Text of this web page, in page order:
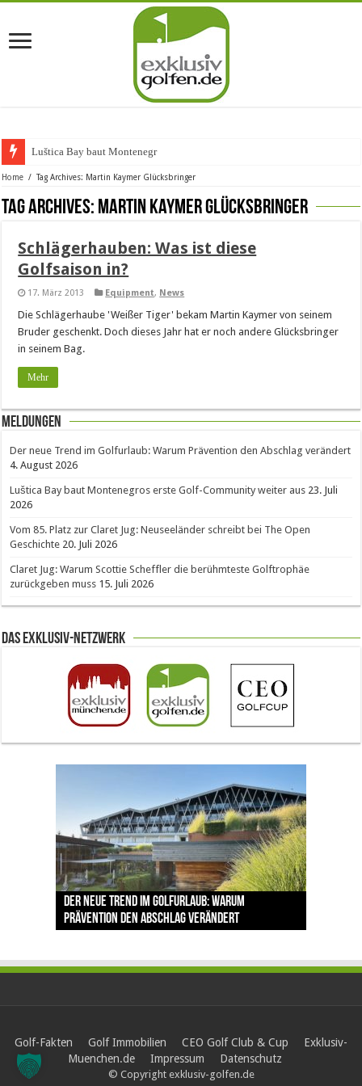
Luštica Bay baut Montenegros
Home / Tag Archives: Martin Kaymer Glücksbringer
Tag Archives: Martin Kaymer Glücksbringer
Schlägerhauben: Was ist diese
Golfsaison in?
17. März 2013 Equipment, News
Die Schlägerhaube 'Weißer Tiger' bekam Martin Kaymer von seinem
Bruder geschenkt. Doch dieses Jahr hat er noch andere Glücksbringer
in seinem Bag.
Mehr
Meldungen
Der neue Trend im Golfurlaub: Warum Prävention den Abschlag verändert
4. August 2026
Luštica Bay baut Montenegros erste Golf-Community weiter aus 23. Juli
2026
Vom 85. Platz zur Claret Jug: Neuseeländer schreibt bei The Open
Geschichte 20. Juli 2026
Claret Jug: Warum Scottie Scheffler die berühmteste Golftrophäe
zurückgeben muss 15. Juli 2026
Das Exklusiv-Netzwerk
Der neue Trend im Golfurlaub: Warum
Prävention den Abschlag verändert
Luštica Bay baut Montenegros erste Golf-
Community weiter aus
Vom 85. Platz zur Claret Jug: Neuseeländer
schreibt bei The Open Geschichte
Claret Jug: Warum Scottie Scheffler die
berühmteste Golftrophäe zurückgeben muss
The Open 2026 in Royal Birkdale: Warum der
traditionsreiche Linksplatz zu den größten
Herausforderungen im Golfsport zählt
Golf-Fakten Golf Immobilien CEO Golf Club & Cup
Exklusiv-
Muenchen.de
Impressum Datenschutz
© Copyright exklusiv-golfen.de